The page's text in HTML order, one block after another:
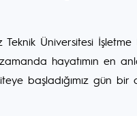
Üniversitesi
hayatımın en
başladığımız gün